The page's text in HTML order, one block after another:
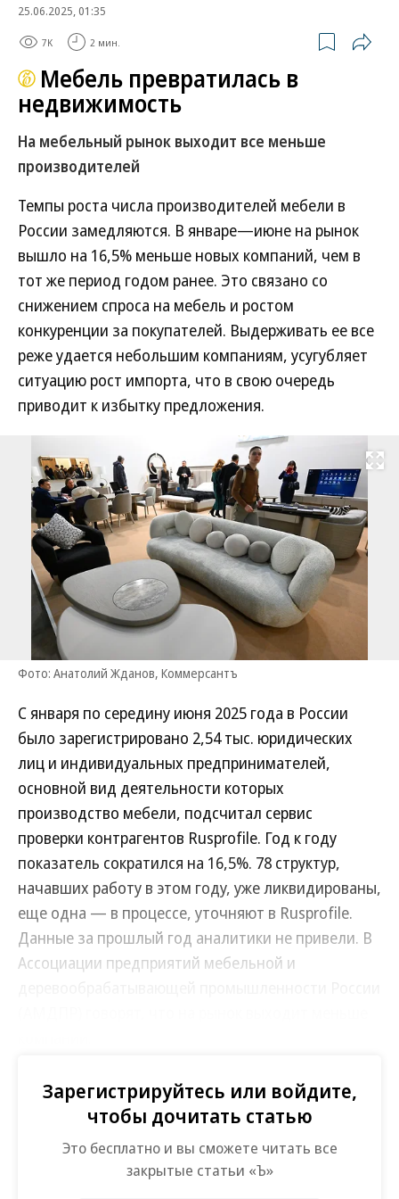
25.06.2025, 01:35
7K 2 мин.
Мебель превратилась в
недвижимость
На мебельный рынок выходит все меньше
производителей
Темпы роста числа производителей мебели в
России замедляются. В январе—июне на рынок
вышло на 16,5% меньше новых компаний, чем в
тот же период годом ранее. Это связано со
снижением спроса на мебель и ростом
конкуренции за покупателей. Выдерживать ее все
реже удается небольшим компаниям, усугубляет
ситуацию рост импорта, что в свою очередь
приводит к избытку предложения.
Развернуть
Фото: Анатолий Жданов, Коммерсантъ
С января по середину июня 2025 года в России
было зарегистрировано 2,54 тыс. юридических
лиц и индивидуальных предпринимателей,
основной вид деятельности которых
производство мебели, подсчитал сервис
проверки контрагентов Rusprofile. Год к году
показатель сократился на 16,5%. 78 структур,
начавших работу в этом году, уже ликвидированы,
еще одна — в процессе, уточняют в Rusprofile.
Данные за прошлый год аналитики не привели. В
Ассоциации предприятий мебельной и
, владелец и гендиректор Первой
мебельной фабрики,в интервью “Ъ”в конце 2024 года:
«Конкуренция очень высока. У нас огромное количество
мебельных компаний, особенно в малом бизнесе».
В общей сложности, согласно Rusprofile, в России
Зарегистрируйтесь или войдите,
чтобы дочитать статью
Это бесплатно и вы сможете читать все
закрытые статьи «Ъ»